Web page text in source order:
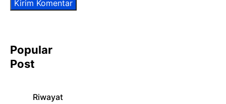
Popular
Post
Riwayat